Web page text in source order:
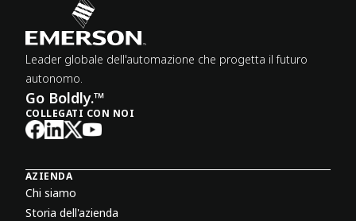
Leader globale dell'automazione che progetta il futuro
autonomo.
Go Boldly.™
COLLEGATI CON NOI
AZIENDA
Chi siamo
Storia dell'azienda